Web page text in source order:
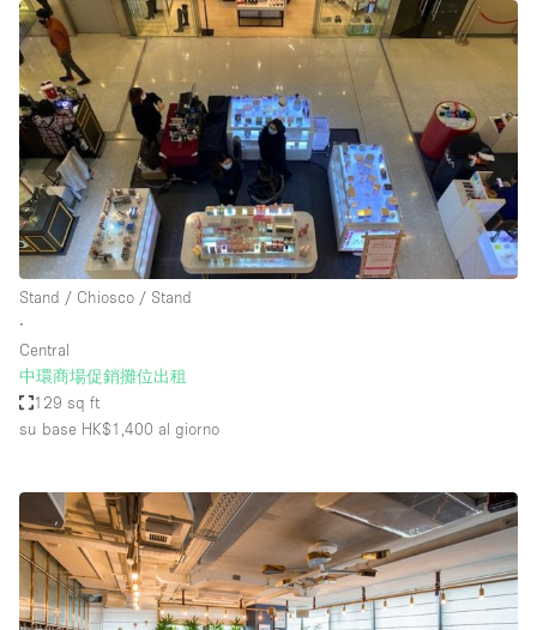
Stand / Chiosco / Stand
∙
Central
中環商場促銷攤位出租
129 sq ft
su base HK$1,400 al giorno